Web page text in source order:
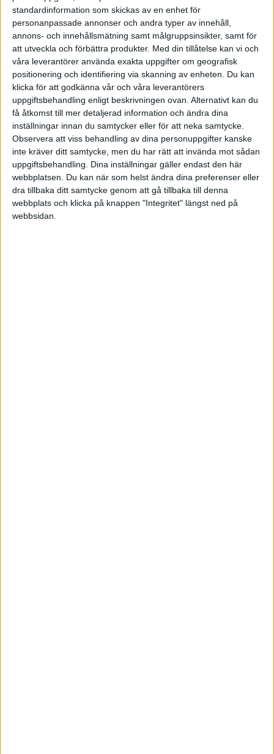
standardinformation som skickas av en enhet för
personanpassade annonser och andra typer av innehåll,
annons- och innehållsmätning samt målgruppsinsikter, samt för
att utveckla och förbättra produkter. Med din tillåtelse kan vi och
våra leverantörer använda exakta uppgifter om geografisk
positionering och identifiering via skanning av enheten. Du kan
klicka för att godkänna vår och våra leverantörers
uppgiftsbehandling enligt beskrivningen ovan. Alternativt kan du
få åtkomst till mer detaljerad information och ändra dina
inställningar innan du samtycker eller för att neka samtycke.
Observera att viss behandling av dina personuppgifter kanske
inte kräver ditt samtycke, men du har rätt att invända mot sådan
uppgiftsbehandling. Dina inställningar gäller endast den här
webbplatsen. Du kan när som helst ändra dina preferenser eller
dra tillbaka ditt samtycke genom att gå tillbaka till denna
webbplats och klicka på knappen "Integritet" längst ned på
webbsidan.
Bli konkurrenskraftig:
Utveckla den bästa
kundresan